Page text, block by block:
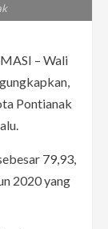
– Wali
Pontianak
79,93,
2020 yang